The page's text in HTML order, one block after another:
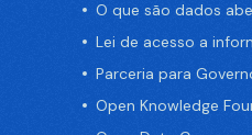
O que são dados
Lei de acesso a
Parceria para
Open Knowledge